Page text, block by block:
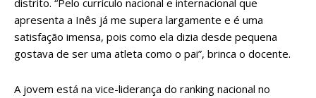
distrito. “Pelo currículo nacional e internacional que
apresenta a Inês já me supera largamente e é uma
satisfação imensa, pois como ela dizia desde pequena
gostava de ser uma atleta como o pai”, brinca o docente.
A jovem está na vice-liderança do ranking nacional no